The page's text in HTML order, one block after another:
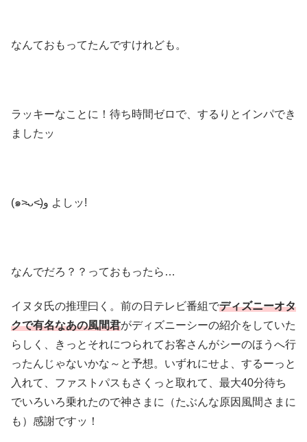
なんておもってたんですけれども。
ラッキーなことに！待ち時間ゼロで、するりとインパでき
ましたッ
(๑˃̵ᴗ˂̵)و よしッ!
なんでだろ？？っておもったら…
イヌタ氏の推理曰く。前の日テレビ番組でディズニーオタ
クで有名なあの風間君がディズニーシーの紹介をしていた
らしく、きっとそれにつられてお客さんがシーのほうへ行
ったんじゃないかな～と予想。いずれにせよ、するーっと
入れて、ファストパスもさくっと取れて、最大40分待ち
でいろいろ乗れたので神さまに（たぶんな原因風間さまに
も）感謝ですッ！